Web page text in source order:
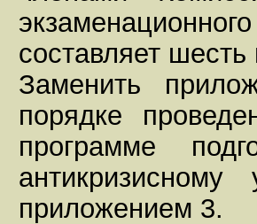
составляет
Заменить
порядке
программе
приложением 3.